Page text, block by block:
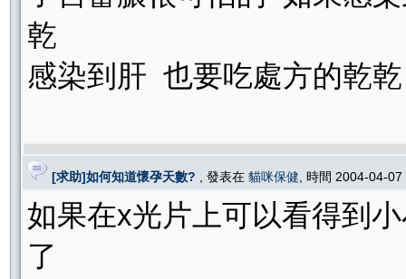
乾
感染到肝 也要吃處方的乾
[求助]如何知道懷孕天數? , 發表在 貓咪保健 , 時間 2004-04-
如果在x光片上可以看得到
了